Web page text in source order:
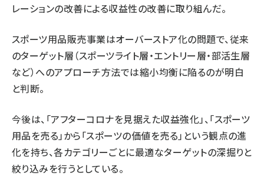
レーションの改善による収益性の改善に取り組んだ。
スポーツ用品販売事業はオーバーストア化の問題で、従来
のターゲット層（スポーツライト層・エントリー層・部活生層
など）へのアプローチ方法では縮小均衡に陥るのが明白
と判断。
今後は、「アフターコロナを見据えた収益強化」、「スポーツ
用品を売る」から「スポーツの価値を売る」という観点の進
化を持ち、各カテゴリーごとに最適なターゲットの深掘りと
絞り込みを行うとしている。